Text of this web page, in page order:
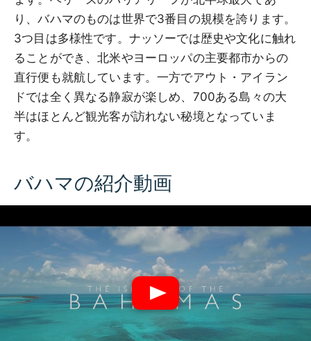
り、バハマのものは世界で3番目の規模を誇ります。
3つ目は多様性です。ナッソーでは歴史や文化に触れ
ることができ、北米やヨーロッパの主要都市からの
直行便も就航しています。一方でアウト・アイラン
ドでは全く異なる静寂が楽しめ、700ある島々の大
半はほとんど観光客が訪れない秘境となっていま
す。
バハマの紹介動画